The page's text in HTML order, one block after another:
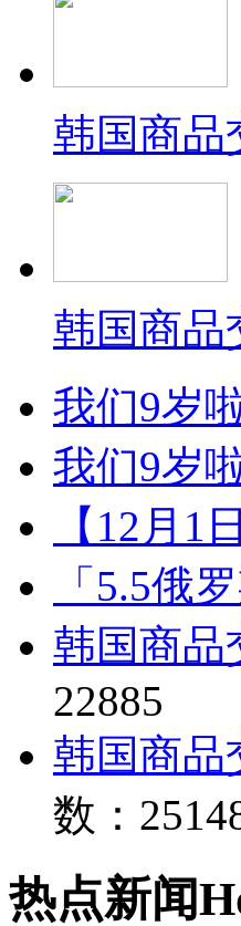
韩国商品
韩国商品
我们9岁
我们9岁
【12月1
「5.5俄
韩国商品
22885
韩国商品
数：
热点新闻